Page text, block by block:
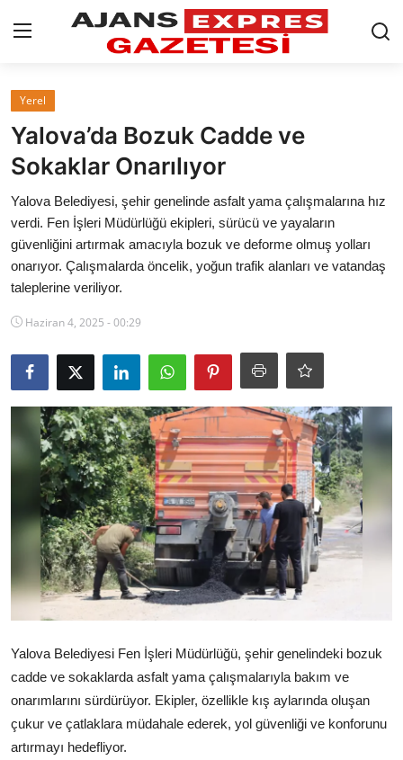
AnaSayfa
Siyaset
Türkiye Gündemi
Eğitim
Ekonomi
Kütahya
Özel Haber
Teknoloji
Spor
TBMM Haberleri
Sağlık
SON DAKİKA
Yerel
Yalova’da Bozuk Cadde ve
Sokaklar Onarılıyor
Yalova Belediyesi, şehir genelinde asfalt yama çalışmalarına hız
verdi. Fen İşleri Müdürlüğü ekipleri, sürücü ve yayaların
güvenliğini artırmak amacıyla bozuk ve deforme olmuş yolları
onarıyor. Çalışmalarda öncelik, yoğun trafik alanları ve vatandaş
taleplerine veriliyor.
Haziran 4, 2025 - 00:29
Yalova Belediyesi Fen İşleri Müdürlüğü, şehir genelindeki bozuk
cadde ve sokaklarda asfalt yama çalışmalarıyla bakım ve
onarımlarını sürdürüyor. Ekipler, özellikle kış aylarında oluşan
çukur ve çatlaklara müdahale ederek, yol güvenliği ve konforunu
artırmayı hedefliyor.